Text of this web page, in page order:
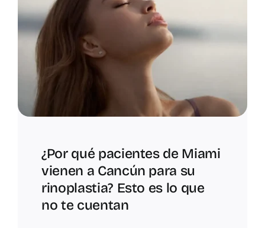
¿Por qué pacientes de Miami
vienen a Cancún para su
rinoplastia? Esto es lo que
no te cuentan